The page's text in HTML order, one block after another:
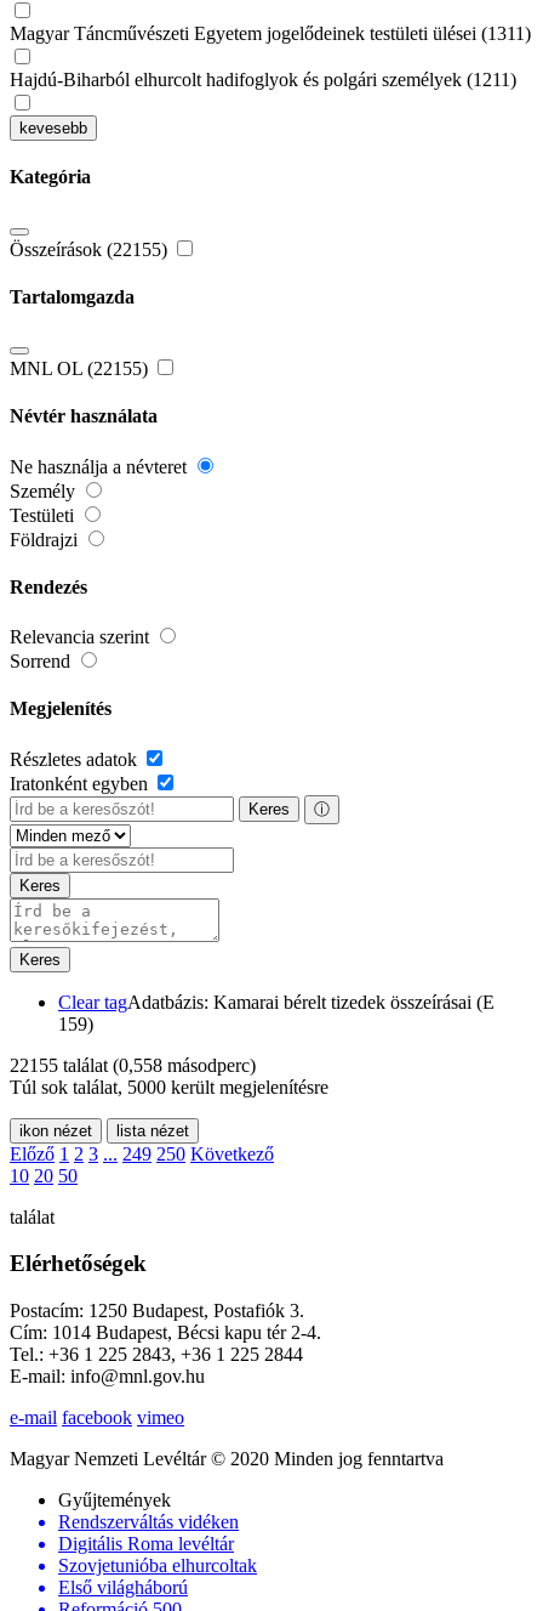
Magyar Táncművészeti Egyetem jogelődeinek testületi ülései (1311)
Hajdú-Biharból elhurcolt hadifoglyok és polgári személyek (1211)
kevesebb
Kategória
Összeírások (22155)
Tartalomgazda
MNL OL (22155)
Névtér használata
Ne használja a névteret
Személy
Testületi
Földrajzi
Rendezés
Relevancia szerint
Sorrend
Megjelenítés
Részletes adatok
Iratonként egyben
Keres ⓘ
Keres
Keres
Clear tagAdatbázis: Kamarai bérelt tizedek összeírásai (E
159)
22155 találat (0,558 másodperc)
Túl sok találat, 5000 került megjelenítésre
ikon nézet lista nézet
Előző 1 2 3 ... 249 250 Következő
10 20 50
találat
Elérhetőségek
Postacím: 1250 Budapest, Postafiók 3.
Cím: 1014 Budapest, Bécsi kapu tér 2-4.
Tel.: +36 1 225 2843, +36 1 225 2844
E-mail: info@mnl.gov.hu
e-mail facebook vimeo
Magyar Nemzeti Levéltár © 2020 Minden jog fenntartva
Gyűjtemények
Rendszerváltás vidéken
Digitális Roma levéltár
Szovjetunióba elhurcoltak
Első világháború